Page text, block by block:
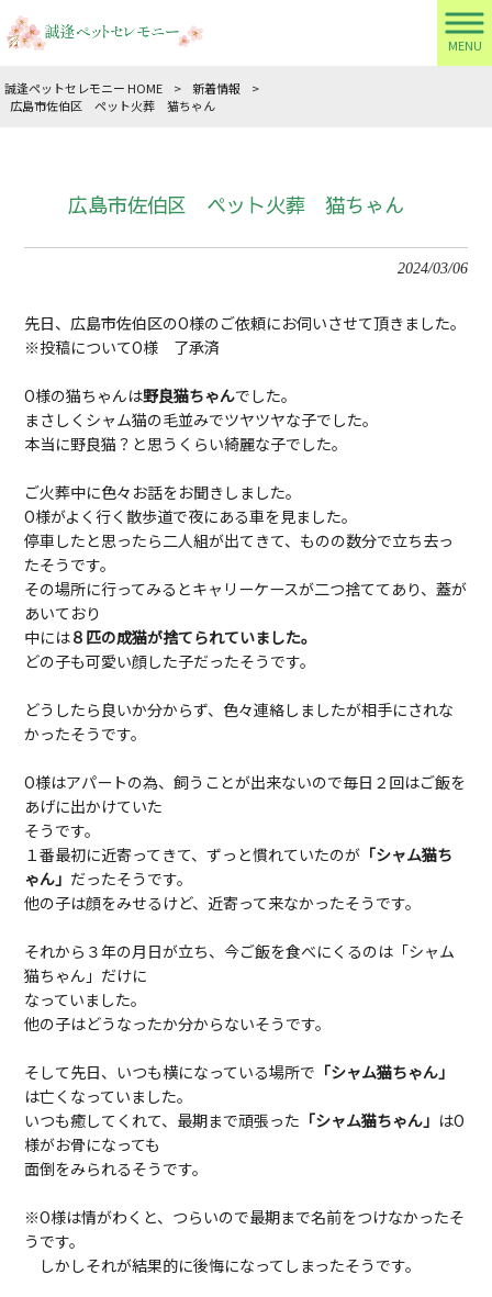
MENU
誠逢ペットセレモニー HOME > 新着情報
>
広島市佐伯区 ペット火葬 猫ちゃん
広島市佐伯区 ペット火葬 猫ちゃん
2024/03/06
先日、広島市佐伯区のO様のご依頼にお伺いさせて頂きました。
※投稿についてO様 了承済
O様の猫ちゃんは野良猫ちゃんでした。
まさしくシャム猫の毛並みでツヤツヤな子でした。
本当に野良猫？と思うくらい綺麗な子でした。
ご火葬中に色々お話をお聞きしました。
O様がよく行く散歩道で夜にある車を見ました。
停車したと思ったら二人組が出てきて、ものの数分で立ち去っ
たそうです。
その場所に行ってみるとキャリーケースが二つ捨ててあり、蓋が
あいており
中には８匹の成猫が捨てられていました。
どの子も可愛い顔した子だったそうです。
どうしたら良いか分からず、色々連絡しましたが相手にされな
かったそうです。
O様はアパートの為、飼うことが出来ないので毎日２回はご飯を
あげに出かけていた
そうです。
１番最初に近寄ってきて、ずっと慣れていたのが 「シャム猫ち
ゃん」 だったそうです。
他の子は顔をみせるけど、近寄って来なかったそうです。
それから３年の月日が立ち、今ご飯を食べにくるのは「シャム
猫ちゃん」だけに
なっていました。
他の子はどうなったか分からないそうです。
そして先日、いつも横になっている場所で 「シャム猫ちゃん」
は亡くなっていました。
いつも癒してくれて、最期まで頑張った 「シャム猫ちゃん」 はO
様がお骨になっても
面倒をみられるそうです。
※O様は情がわくと、つらいので最期まで名前をつけなかったそ
うです。
しかしそれが結果的に後悔になってしまったそうです。